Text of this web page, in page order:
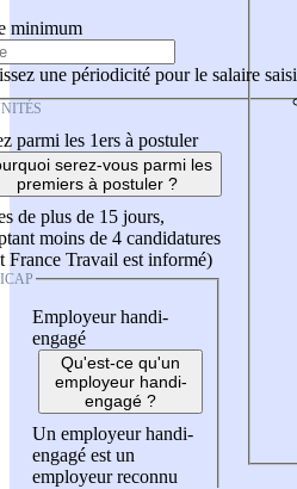
minimum
une périodicité pour le salaire saisi
parmi les 1ers à postuler
serez-vous parmi les
premiers à postuler ?
de plus de 15 jours,
moins de 4 candidatures
France Travail est informé)
Employeur handi-
engagé
Qu'est-ce qu'un
employeur handi-
engagé ?
Un employeur handi-
engagé est un
employeur reconnu